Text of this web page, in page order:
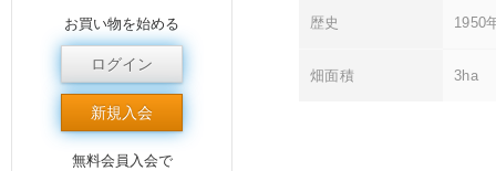
歴史 1950
畑面積 3ha
お買い物を始める
ログイン
新規入会
無料会員入会で